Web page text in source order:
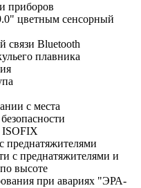
приборов
цветным сенсорный
связи Bluetooth
плавника
с места
ISOFIX
преднатяжителями
с преднатяжителями и
высоте
при авариях "ЭРА-